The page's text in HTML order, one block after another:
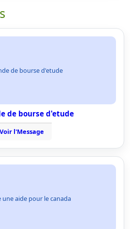
de bourse d'etude
de bourse d'etude
Voir l'Message
une aide pour le canada